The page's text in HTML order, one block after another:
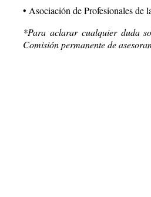
• Asociación de Profesionales de
*Para aclarar cualquier duda
Comisión permanente de